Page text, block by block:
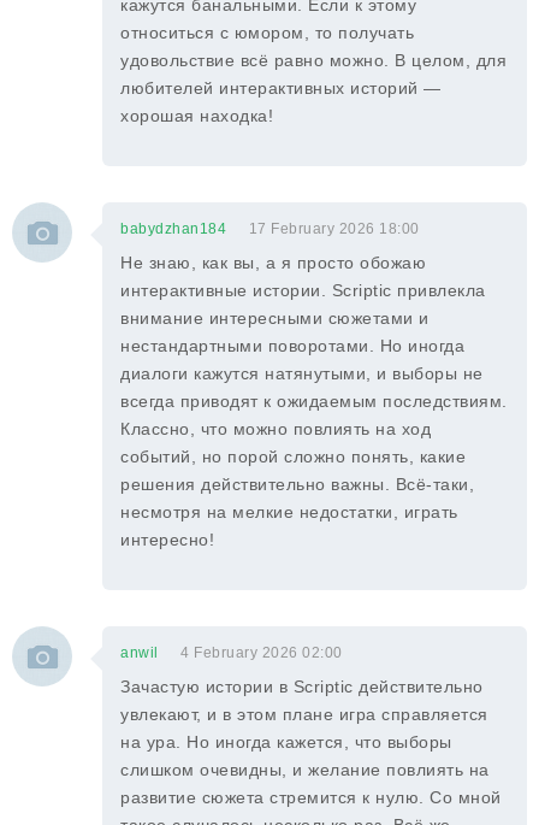
кажутся банальными. Если к этому
относиться с юмором, то получать
удовольствие всё равно можно. В целом, для
любителей интерактивных историй —
хорошая находка!
babydzhan184 17 February 2026 18:00
Не знаю, как вы, а я просто обожаю
интерактивные истории. Scriptic привлекла
внимание интересными сюжетами и
нестандартными поворотами. Но иногда
диалоги кажутся натянутыми, и выборы не
всегда приводят к ожидаемым последствиям.
Классно, что можно повлиять на ход
событий, но порой сложно понять, какие
решения действительно важны. Всё-таки,
несмотря на мелкие недостатки, играть
интересно!
anwil 4 February 2026 02:00
Зачастую истории в Scriptic действительно
увлекают, и в этом плане игра справляется
на ура. Но иногда кажется, что выборы
слишком очевидны, и желание повлиять на
развитие сюжета стремится к нулю. Со мной